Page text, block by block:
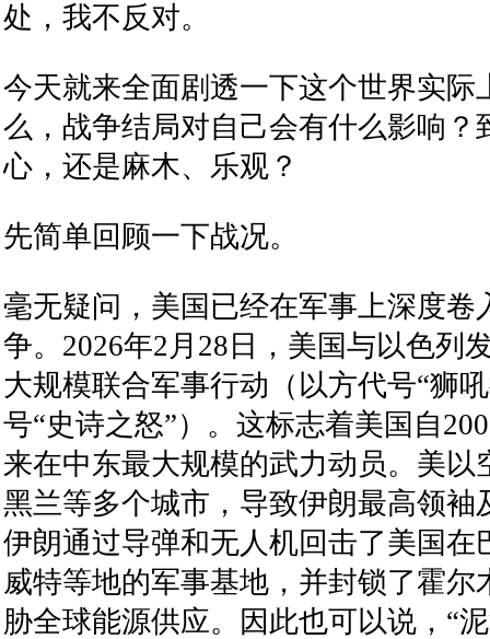
处，我不反对。
今天就来全面剧透一下这个世界实际
么，战争结局对自己会有什么影响？
心，还是麻木、乐观？
先简单回顾一下战况。
毫无疑问，美国已经在军事上深度卷
争。2026年2月28日，美国与以色列
大规模联合军事行动（以方代号“狮
号“史诗之怒”）。这标志着美国自
来在中东最大规模的武力动员。美以
黑兰等多个城市，导致伊朗最高领袖
伊朗通过导弹和无人机回击了美国在
威特等地的军事基地，并封锁了霍尔
胁全球能源供应。因此也可以说，“